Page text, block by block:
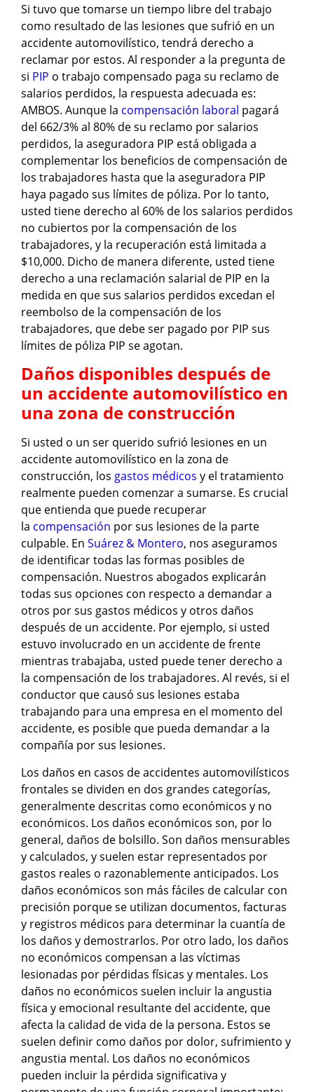
Si tuvo que tomarse un tiempo libre del trabajo
como resultado de las lesiones que sufrió en un
accidente automovilístico, tendrá derecho a
reclamar por estos. Al responder a la pregunta de
si PIP o trabajo compensado paga su reclamo de
salarios perdidos, la respuesta adecuada es:
AMBOS. Aunque la compensación laboral pagará
del 662/3% al 80% de su reclamo por salarios
perdidos, la aseguradora PIP está obligada a
complementar los beneficios de compensación de
los trabajadores hasta que la aseguradora PIP
haya pagado sus límites de póliza. Por lo tanto,
usted tiene derecho al 60% de los salarios perdidos
no cubiertos por la compensación de los
trabajadores, y la recuperación está limitada a
$10,000. Dicho de manera diferente, usted tiene
derecho a una reclamación salarial de PIP en la
medida en que sus salarios perdidos excedan el
reembolso de la compensación de los
trabajadores, que debe ser pagado por PIP sus
límites de póliza PIP se agotan.
Daños disponibles después de
un accidente automovilístico en
una zona de construcción
Si usted o un ser querido sufrió lesiones en un
accidente automovilístico en la zona de
construcción, los gastos médicos y el tratamiento
realmente pueden comenzar a sumarse. Es crucial
que entienda que puede recuperar
la compensación por sus lesiones de la parte
culpable. En Suárez & Montero, nos aseguramos
de identificar todas las formas posibles de
compensación. Nuestros abogados explicarán
todas sus opciones con respecto a demandar a
otros por sus gastos médicos y otros daños
después de un accidente. Por ejemplo, si usted
estuvo involucrado en un accidente de frente
mientras trabajaba, usted puede tener derecho a
la compensación de los trabajadores. Al revés, si el
conductor que causó sus lesiones estaba
trabajando para una empresa en el momento del
accidente, es posible que pueda demandar a la
compañía por sus lesiones.
Los daños en casos de accidentes automovilísticos
frontales se dividen en dos grandes categorías,
generalmente descritas como económicos y no
económicos. Los daños económicos son, por lo
general, daños de bolsillo. Son daños mensurables
y calculados, y suelen estar representados por
gastos reales o razonablemente anticipados. Los
daños económicos son más fáciles de calcular con
precisión porque se utilizan documentos, facturas
y registros médicos para determinar la cuantía de
los daños y demostrarlos. Por otro lado, los daños
no económicos compensan a las víctimas
lesionadas por pérdidas físicas y mentales. Los
daños no económicos suelen incluir la angustia
física y emocional resultante del accidente, que
afecta la calidad de vida de la persona. Estos se
suelen definir como daños por dolor, sufrimiento y
angustia mental. Los daños no económicos
pueden incluir la pérdida significativa y